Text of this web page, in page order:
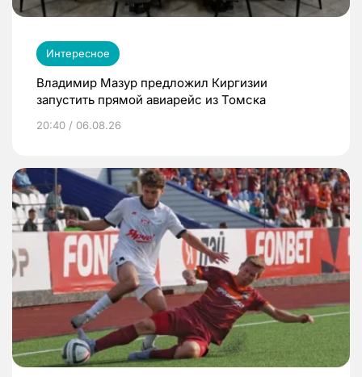
Интересное
Владимир Мазур предложил Киргизии
запустить прямой авиарейс из Томска
20:40 / 06.08.26